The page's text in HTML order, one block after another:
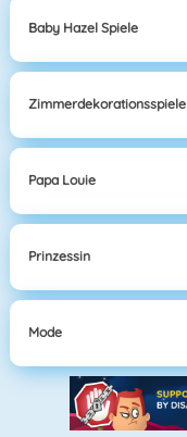
Baby Hazel Spiele
Zimmerdekorationsspiele
Papa Louie
Prinzessin
Mode